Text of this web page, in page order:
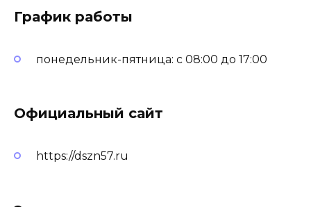
График работы
понедельник-пятница: с 08:00 до 17:00
Официальный сайт
https://dszn57.ru